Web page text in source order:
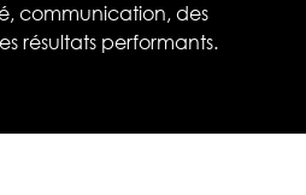
communication, des
résultats performants.